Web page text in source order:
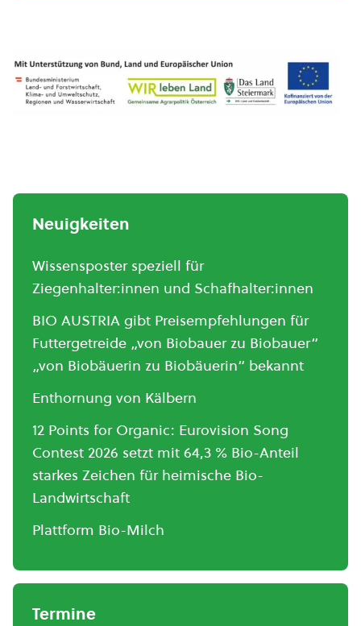
Neuigkeiten
Wissensposter speziell für
Ziegenhalter:innen und Schafhalter:innen
BIO AUSTRIA gibt Preisempfehlungen für
Futtergetreide „von Biobauer zu Biobauer“
„von Biobäuerin zu Biobäuerin“ bekannt
Enthornung von Kälbern
12 Points for Organic: Eurovision Song
Contest 2026 setzt mit 64,3 % Bio-Anteil
starkes Zeichen für heimische Bio-
Landwirtschaft
Plattform Bio-Milch
Termine